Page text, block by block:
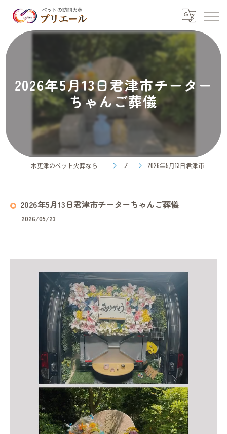
2026年5月13日君津市チーター
ちゃんご葬儀
ブログ 2026年5月13日君津市チーターちゃんご葬儀
2026年5月13日君津市チーターちゃんご葬儀
2026/05/23